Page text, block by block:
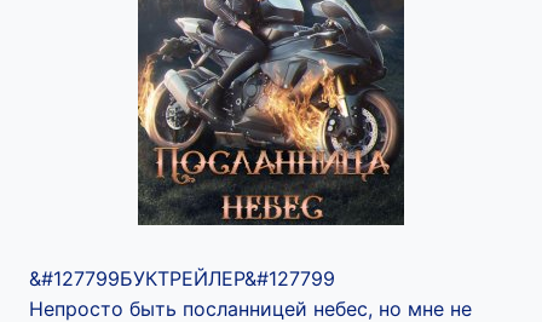
&#127799БУКТРЕЙЛЕР&#127799
Непросто быть посланницей небес, но мне не